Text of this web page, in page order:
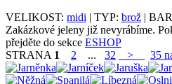
VELIKOST: midi | TYP: brož |
Zakázkové jeleny již nevyrábíme.
přejděte do sekce ESHOP
STRANA 1 2 ... 32 > 35